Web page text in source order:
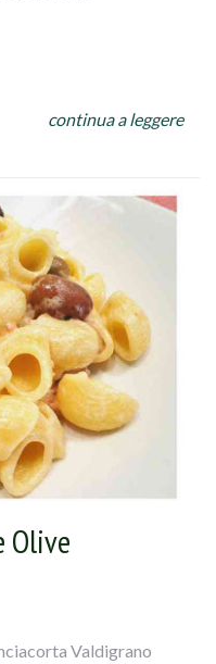
a pezzetti piccoli e
acqua di cottura del
e versarele olive,
che
padella
continua a leggere
Olive
Valdigrano